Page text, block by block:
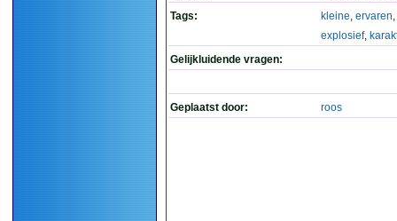
Tags:
kleine, ervaren,
explosief,
Gelijkluidende vragen:
Geplaatst door: roos